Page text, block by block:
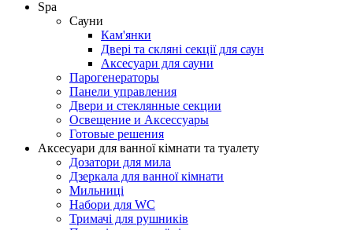
Spa
Сауни
Кам'янки
Двері та скляні секції для саун
Аксесуари для сауни
Парогенераторы
Панели управления
Двери и стеклянные секции
Освещение и Аксессуары
Готовые решения
Аксесуари для ванної кімнати та туалету
Дозатори для мила
Дзеркала для ванної кімнати
Мильниці
Набори для WC
Тримачі для рушників